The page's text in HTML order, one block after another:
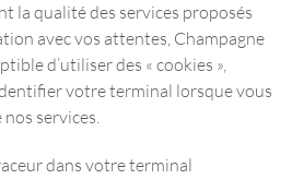
la qualité des services proposés
avec vos attentes, Champagne
d’utiliser des « cookies »,
votre terminal lorsque vous
nos services.
dans votre terminal